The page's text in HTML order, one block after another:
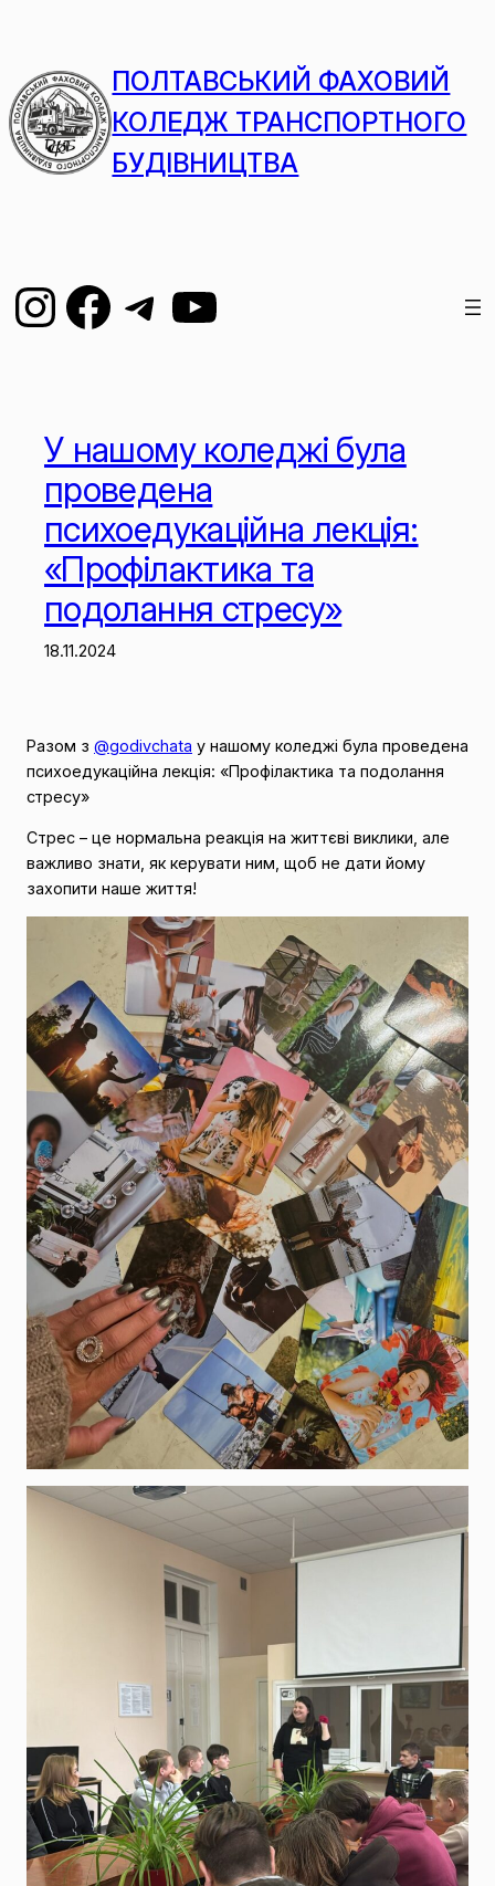
ПОЛТАВСЬКИЙ ФАХОВИЙ
КОЛЕДЖ ТРАНСПОРТНОГО
БУДІВНИЦТВА
У нашому коледжі була
проведена
психоедукаційна лекція:
«Профілактика та
подолання стресу»
18.11.2024
Разом з @godivchata у нашому коледжі була проведена
психоедукаційна лекція: «Профілактика та подолання
стресу»
Стрес – це нормальна реакція на життєві виклики, але
важливо знати, як керувати ним, щоб не дати йому
захопити наше життя!